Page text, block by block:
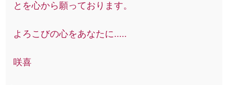
とを心から願っております。
よろこびの心をあなたに.....
咲喜